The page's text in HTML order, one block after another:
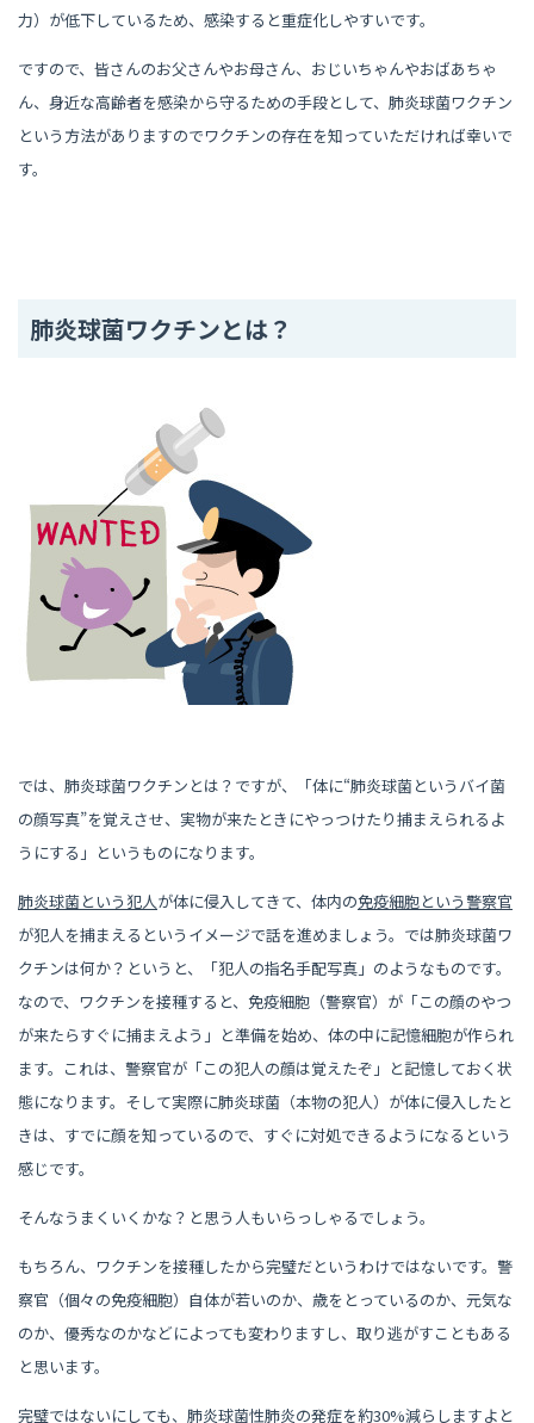
力）が低下しているため、感染すると重症化しやすいです。
ですので、皆さんのお父さんやお母さん、おじいちゃんやおばあちゃ
ん、身近な高齢者を感染から守るための手段として、肺炎球菌ワクチン
という方法がありますのでワクチンの存在を知っていただければ幸いで
す。
肺炎球菌ワクチンとは？
では、肺炎球菌ワクチンとは？ですが、「体に“肺炎球菌というバイ菌
の顔写真”を覚えさせ、実物が来たときにやっつけたり捕まえられるよ
うにする」というものになります。
肺炎球菌という犯人が体に侵入してきて、体内の免疫細胞という警察官
が犯人を捕まえるというイメージで話を進めましょう。では肺炎球菌ワ
クチンは何か？というと、「犯人の指名手配写真」のようなものです。
なので、ワクチンを接種すると、免疫細胞（警察官）が「この顔のやつ
が来たらすぐに捕まえよう」と準備を始め、体の中に記憶細胞が作られ
ます。これは、警察官が「この犯人の顔は覚えたぞ」と記憶しておく状
態になります。そして実際に肺炎球菌（本物の犯人）が体に侵入したと
きは、すでに顔を知っているので、すぐに対処できるようになるという
感じです。
そんなうまくいくかな？と思う人もいらっしゃるでしょう。
もちろん、ワクチンを接種したから完璧だというわけではないです。警
察官（個々の免疫細胞）自体が若いのか、歳をとっているのか、元気な
のか、優秀なのかなどによっても変わりますし、取り逃がすこともある
と思います。
完璧ではないにしても、肺炎球菌性肺炎の発症を約30%減らしますよと